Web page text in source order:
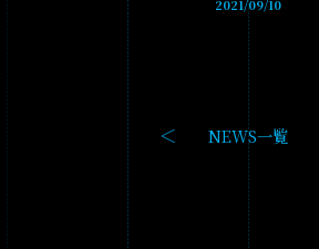
HISTORY
ANIMATION
- ブラック★★ロックシューター
- TV ANIMATION
GAME
2021/09/10
NEWS一覧